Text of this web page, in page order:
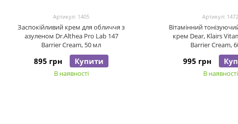
Артикул: 1405
Заспокійливий крем для обличчя з
азуленом Dr.Althea Pro Lab 147
Barrier Cream, 50 мл
895 грн Купити
В наявності
Артикул: 1472
Вітамінний
крем Dear, Klairs
Barrier Cream,
995 грн
В наявності